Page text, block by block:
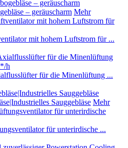
– geräuscharm Mehr
mit hohem Luftstrom für ...
für die Minenlüftung ...
Sauggebläse Mehr
für unterirdische ...